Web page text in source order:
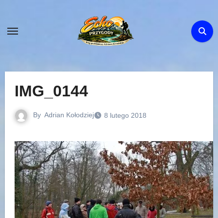
content
IMG_0144
By Adrian Kołodziej 8 lutego 2018